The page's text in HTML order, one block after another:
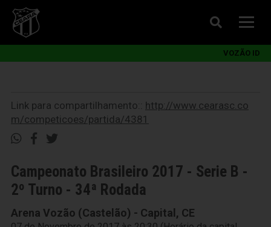
VOZÃO ID
Link para compartilhamento:: http://www.cearasc.co
m/competicoes/partida/4381
Campeonato Brasileiro 2017 - Serie B -
2º Turno - 34ª Rodada
Arena Vozão (Castelão) - Capital, CE